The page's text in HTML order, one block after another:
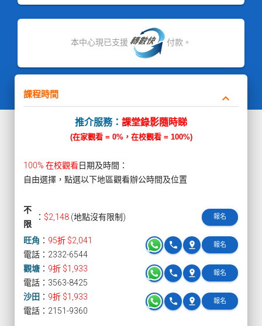
本中心現已支援 付款。
課程時間 keyboard_arrow_down
推介服務： 課堂錄影隨時睇
(在家觀看 = 0%，在校觀看 = 100%)
100% 在校觀看日期及時間：
自由選擇，點選以下地區觀看辦公時間及位置
不
限
： $2,148 (地點沒有限制) 報名
旺角 ： 95折 $2,041 報名
pin_drop
phone
電話：2332-6544
觀塘 ： 9折 $1,933 報名
pin_drop
phone
電話：3563-8425
沙田 ： 9折 $1,933 報名
pin_drop
phone
電話：2151-9360